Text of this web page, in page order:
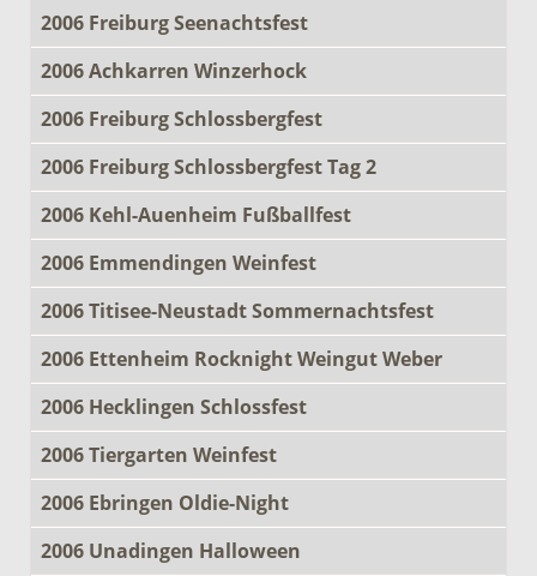
2006 Freiburg Seenachtsfest
2006 Achkarren Winzerhock
2006 Freiburg Schlossbergfest
2006 Freiburg Schlossbergfest Tag 2
2006 Kehl-Auenheim Fußballfest
2006 Emmendingen Weinfest
2006 Titisee-Neustadt Sommernachtsfest
2006 Ettenheim Rocknight Weingut Weber
2006 Hecklingen Schlossfest
2006 Tiergarten Weinfest
2006 Ebringen Oldie-Night
2006 Unadingen Halloween